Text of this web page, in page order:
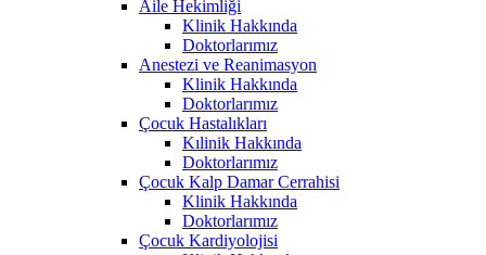
Aile Hekimliği
Klinik Hakkında
Doktorlarımız
Anestezi ve Reanimasyon
Klinik Hakkında
Doktorlarımız
Çocuk Hastalıkları
Kılinik Hakkında
Doktorlarımız
Çocuk Kalp Damar Cerrahisi
Klinik Hakkında
Doktorlarımız
Çocuk Kardiyolojisi